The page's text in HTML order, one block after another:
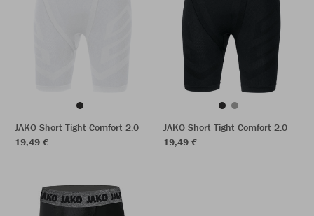
JAKO Short Tight Comfort 2.0
19,49 €
JAKO Short Tight Comfort 2.0
19,49 €